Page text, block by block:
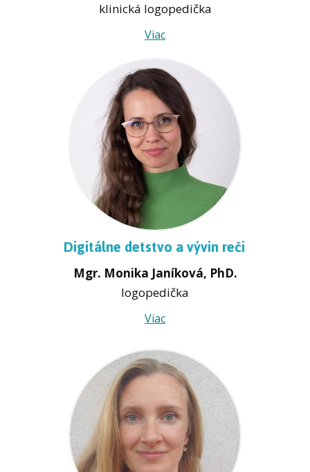
klinická logopedička
Viac
Digitálne detstvo a vývin reči
Mgr. Monika Janíková, PhD.
logopedička
Viac